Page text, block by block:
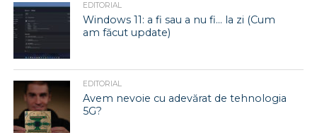
EDITORIAL
Windows 11: a fi sau a nu fi… la zi (Cum
am făcut update)
EDITORIAL
Avem nevoie cu adevărat de tehnologia
5G?